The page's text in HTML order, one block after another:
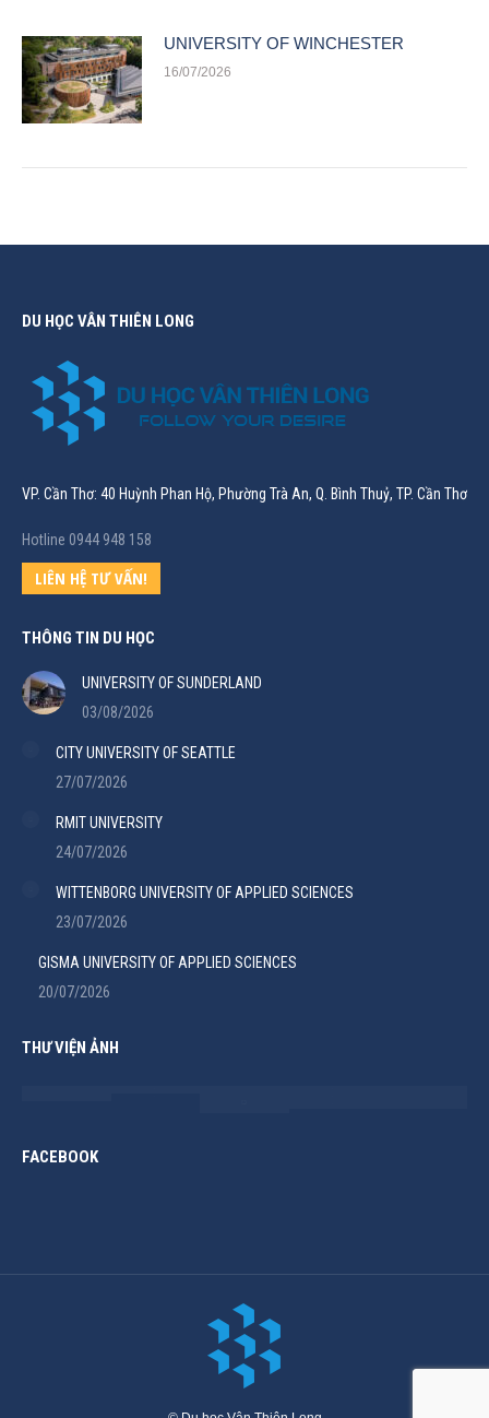
UNIVERSITY OF WINCHESTER
16/07/2026
DU HỌC VÂN THIÊN LONG
VP. Cần Thơ: 40 Huỳnh Phan Hộ, Phường Trà An, Q. Bình Thuỷ, TP. Cần Thơ
Hotline 0944 948 158
LIÊN HỆ TƯ VẤN!
THÔNG TIN DU HỌC
UNIVERSITY OF SUNDERLAND
03/08/2026
CITY UNIVERSITY OF SEATTLE
27/07/2026
RMIT UNIVERSITY
24/07/2026
WITTENBORG UNIVERSITY OF APPLIED SCIENCES
23/07/2026
GISMA UNIVERSITY OF APPLIED SCIENCES
20/07/2026
THƯ VIỆN ẢNH
FACEBOOK